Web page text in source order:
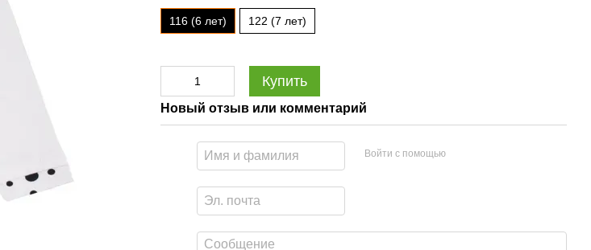
116 (6 лет) 122 (7 лет)
Купить
Новый отзыв или комментарий
Войти с помощью